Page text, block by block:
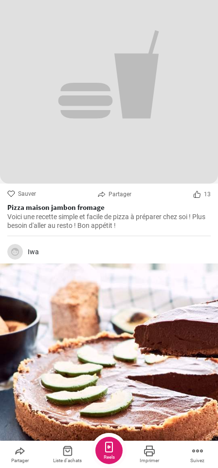
Sauver Partager 13
Pizza maison jambon fromage
Voici une recette simple et facile de pizza à préparer chez soi ! Plus
besoin d'aller au resto ! Bon appétit !
Iwa
Partager Liste d'achats Imprimer Suivez
Reels